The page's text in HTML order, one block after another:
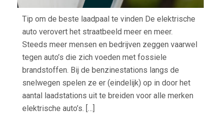
Tip om de beste laadpaal te vinden De elektrische
auto verovert het straatbeeld meer en meer.
Steeds meer mensen en bedrijven zeggen vaarwel
tegen auto’s die zich voeden met fossiele
brandstoffen. Bij de benzinestations langs de
snelwegen spelen ze er (eindelijk) op in door het
aantal laadstations uit te breiden voor alle merken
elektrische auto’s. […]